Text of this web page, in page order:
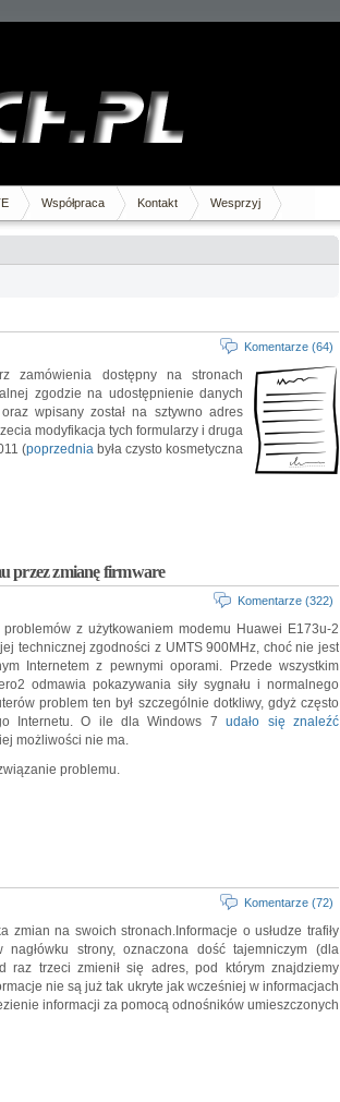
Współpraca Kontakt Wesprzyj
Komentarze (64)
zamówienia dostępny na stronach
zgodzie na udostępnienie danych
wpisany został na sztywno adres
modyfikacja tych formularzy i druga
(poprzednia była czysto kosmetyczna
przez zmianę firmware
Komentarze (322)
z użytkowaniem modemu Huawei E173u-2
technicznej zgodności z UMTS 900MHz, choć nie jest
Internetem z pewnymi oporami. Przede wszystkim
odmawia pokazywania siły sygnału i normalnego
problem ten był szczególnie dotkliwy, gdyż często
Internetu. O ile dla Windows 7udało się znaleźć
możliwości nie ma.
problemu.
Komentarze (72)
zmian na swoich stronach.Informacje o usłudze trafiły
strony, oznaczona dość tajemniczym (dla
raz trzeci zmienił się adres, pod którym znajdziemy
nie są już tak ukryte jak wcześniej w informacjach
informacji za pomocą odnośników umieszczonych